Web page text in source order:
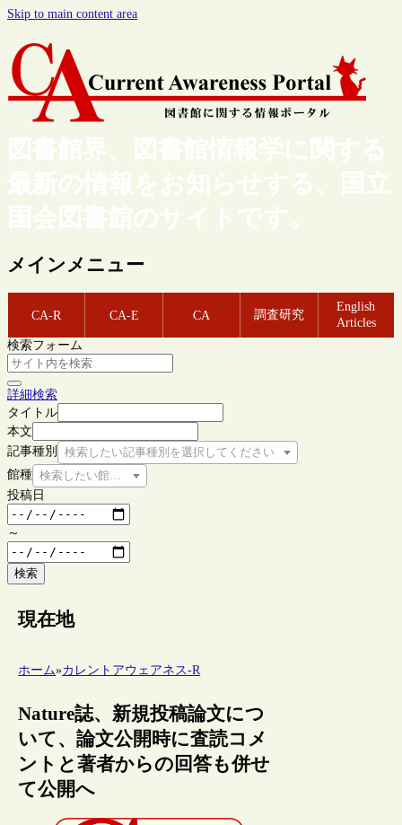
Skip to main content area
図書館界、図書館情報学に関する
最新の情報をお知らせする、国立
国会図書館のサイトです。
メインメニュー
CA-R CA-E CA 調査研究
English
Articles
検索フォーム
詳細検索
タイトル
本文
記事種別
検索したい記事種別を選択してください
館種 検索したい館種を選択してください
投稿日
～
検索
現在地
ホーム»カレントアウェアネス-R
Nature誌、新規投稿論文につ
いて、論文公開時に査読コメ
ントと著者からの回答も併せ
て公開へ